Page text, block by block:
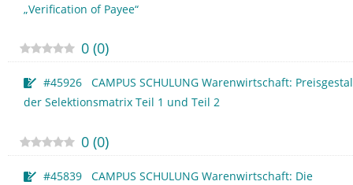
„Verification of Payee“
0 (0)
#45926 CAMPUS SCHULUNG Warenwirtschaft:
der Selektionsmatrix Teil 1 und Teil 2
0 (0)
#45839 CAMPUS SCHULUNG Warenwirtschaft: Die